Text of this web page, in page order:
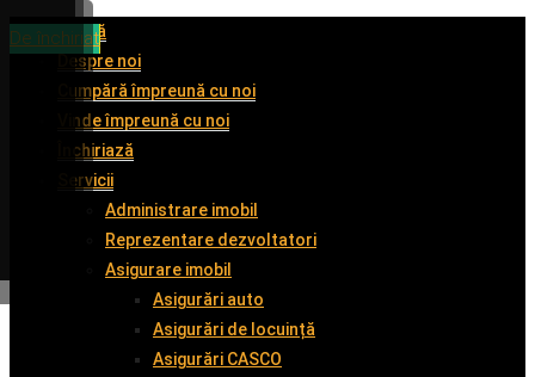
Acasă
Despre noi
Cumpără împreună cu noi
Vinde împreună cu noi
Închiriază
Servicii
Administrare imobil
Reprezentare dezvoltatori
Asigurare imobil
Asigurări auto
Asigurări de locuință
Asigurări CASCO
De închiriat
De închiriat
De vânzare
De închiriat